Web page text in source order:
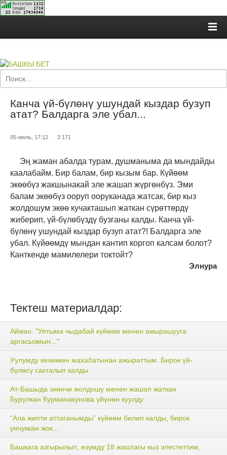
Канча үй-бүлөнү ушундай кыздар бузуп
атат? Балдарга эле убал...
05-июль, 17:12 3 171
Эң жаман абалда турам, душманыма да мындайды
каалабайм. Бир балам, бир кызым бар. Күйөөм
экөөбүз жакшынакай эле жашап жүргөнбүз. Эми
балам экөөбүз ооруп ооруканада жатсак, бир кыз
жолдошум экөө кучакташып жаткан сүрөттөрдү
жиберип, үй-бүлөбүздү бузганы калды. Канча үй-
бүлөнү ушундай кыздар бузуп атат?! Балдарга эле
убал. Күйөөмдү мындан кантип коргоп калсам болот?
Канткенде мамилелери токтойт?
Элнура
Тектеш материалдар:
Айжан: "Уятыма чыдабай күйөөм менен ажырашууга
аргасызмын..."
Уулумду кечиккен махабатынан ажыраттым. Бирок үй-
бүлөсү сакталып калды
Ат-Башыда экинчи жолдошу менен жашап жаткан
Бурулкан Курманакунова үйүнөн куулду
“Ала жипти аттаганымды” күйөөм билип калды, бирок
унчуккан жок...
Башкага азгырылып, өзүмдү 18 жаштагы кыз элестеттим,